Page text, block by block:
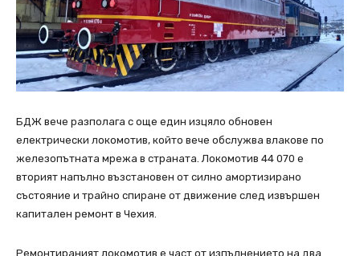
БДЖ вече разполага с още един изцяло обновен
електрически локомотив, който вече обслужва влакове по
железопътната мрежа в страната. Локомотив 44 070 е
вторият напълно възстановен от силно амортизирано
състояние и трайно спиране от движение след извършен
капитален ремонт в Чехия.
Ремонтираният локомотив е част от изпълнението на два